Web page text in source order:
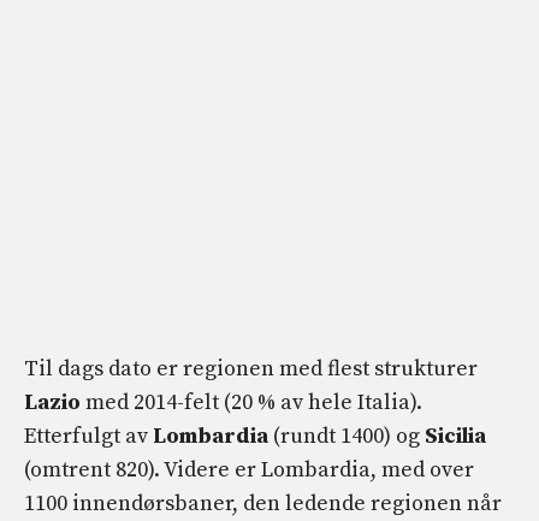
Til dags dato er regionen med flest strukturer
Lazio med 2014-felt (20 % av hele Italia).
Etterfulgt av Lombardia (rundt 1400) og Sicilia
(omtrent 820). Videre er Lombardia, med over
1100 innendørsbaner, den ledende regionen når